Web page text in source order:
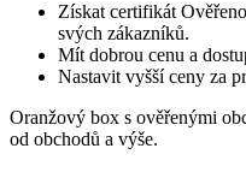
Získat certifikát
svých zákazníků.
Mít dobrou cenu a
Nastavit vyšší ceny za
Oranžový box s ověřenými
od obchodů a výše.